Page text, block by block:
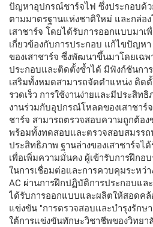
ปัญหาอุปกรณ์ชาร์จไฟ ซึ่งประกอบด้ว
ตามมาตรฐานแห่งชาติใหม่ และกล่อ
เสาชาร์จ โดยได้รับการออกแบบมาเ
เกี่ยวข้องกับการประกอบ แก้ไขปัญห
ของเสาชาร์จ ซึ่งพัฒนาขึ้นมาโดยเฉพ
ประกอบและติดตั้งซ้ำได้ มีฟังก์ชันก
เสริมทั้งหมดสามารถจัดตำแหน่ง ติด
รวดเร็ว การใช้งานง่ายและมีประสิท
งานร่วมกับอุปกรณ์โหลดของเสาชา
ชาร์จ สามารถตรวจสอบความถูกต้อ
พร้อมทั้งทดสอบและตรวจสอบสมรรถ
ประสิทธิภาพ ฐานล่างของเสาชาร์จไ
เพื่อเพิ่มความมั่นคง ผู้เข้ารับการฝึกอ
ในการเชื่อมต่อและการควบคุมระหว่
AC ผ่านการฝึกปฏิบัติการประกอบแ
ได้รับการออกแบบและผลิตให้สอดคล้
แข่งขัน "การตรวจสอบและบำรุงรักษ
ใต้การแข่งขันทักษะวิชาชีพของวิทยา